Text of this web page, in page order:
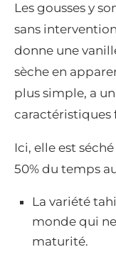
Les gousses y
sans
donne une
sèche en
plus simple, a
caractéristiques
Ici, elle est
50% du temps
La variété
monde qui
maturité.